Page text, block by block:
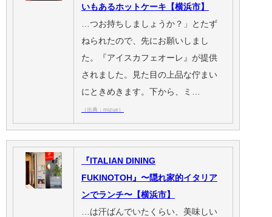
いもあるホットケーキ【横浜市】
…つお持ちしましょうか？」とたず
ねられたので、先にお願いしまし
た。『アイスカフェオーレ』が提供
されました。見た目の上品な佇まい
にときめきます。下から、ミ…
（出典：mizue）
『ITALIAN DINING
FUKINOTOH』〜隠れ家的イタリア
ンでランチ〜【横浜市】
…は汗ばんでいたくらい、美味しい